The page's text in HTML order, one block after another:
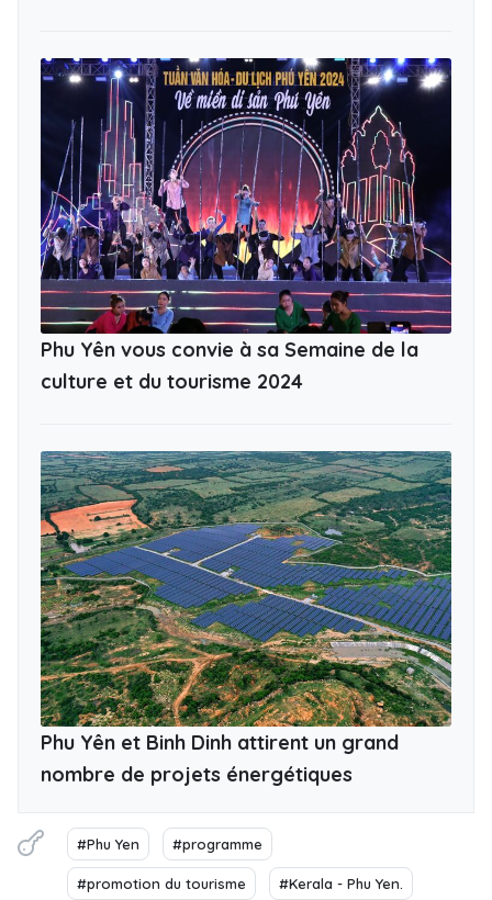
Phu Yên vous convie à sa Semaine de la
culture et du tourisme 2024
Phu Yên et Binh Dinh attirent un grand
nombre de projets énergétiques
#Phu Yen #programme
#promotion du tourisme #Kerala - Phu Yen.